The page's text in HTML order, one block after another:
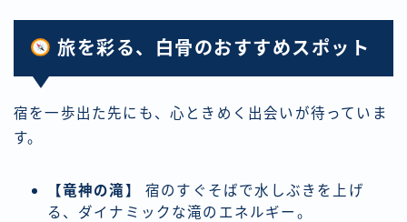
旅を彩る、白骨のおすすめスポット
宿を一歩出た先にも、心ときめく出会いが待っていま
す。
【竜神の滝】
宿のすぐそばで水しぶきを上げ
る、ダイナミックな滝のエネルギー。